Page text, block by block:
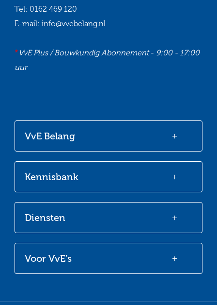
Voor VvE’s
Diensten
Kennisbank
VvE Belang
Tel: 0162 469 120
E-mail: info@vvebelang.nl
*VvE Plus / Bouwkundig Abonnement- 9:00 - 17:00
uur
Facebook